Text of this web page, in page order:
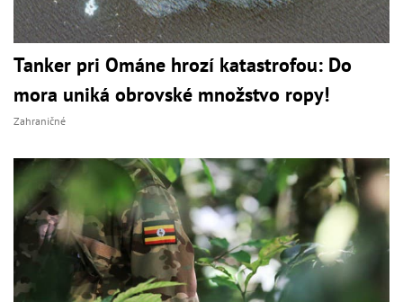
Tanker pri Ománe hrozí katastrofou: Do
mora uniká obrovské množstvo ropy!
Zahraničné